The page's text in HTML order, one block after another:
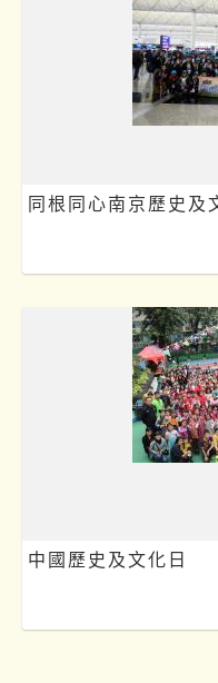
同根同心南京歷史及
中國歷史及文化日